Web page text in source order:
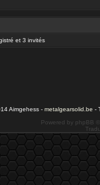
et 3 invités
Aimgehess - metalgearsolid.be -
Powered by phpBB